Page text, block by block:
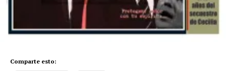
Comparte esto: